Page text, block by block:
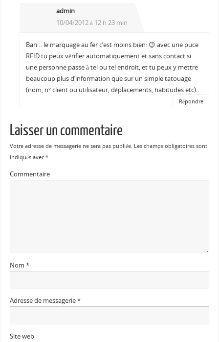
admin
10/04/2012 à 12 h 23 min
Bah… le marquage au fer c’est moins bien: 😉 avec une puce
RFID tu peux vérifier automatiquement et sans contact si
une personne passe à tel ou tel endroit, et tu peux y mettre
beaucoup plus d’information que sur un simple tatouage
(nom, n° client ou utilisateur, déplacements, habitudes etc)…
Répondre
Laisser un commentaire
Votre adresse de messagerie ne sera pas publiée. Les champs obligatoires sont
indiqués avec *
Commentaire
Nom *
Adresse de messagerie*
Site web